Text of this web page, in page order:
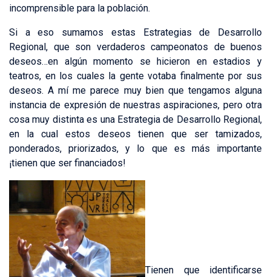
incomprensible para la población.
Si a eso sumamos estas Estrategias de Desarrollo
Regional, que son verdaderos campeonatos de buenos
deseos…en algún momento se hicieron en estadios y
teatros, en los cuales la gente votaba finalmente por sus
deseos. A mí me parece muy bien que tengamos alguna
instancia de expresión de nuestras aspiraciones, pero otra
cosa muy distinta es una Estrategia de Desarrollo Regional,
en la cual estos deseos tienen que ser tamizados,
ponderados, priorizados, y lo que es más importante
¡tienen que ser financiados!
Tienen que identificarse